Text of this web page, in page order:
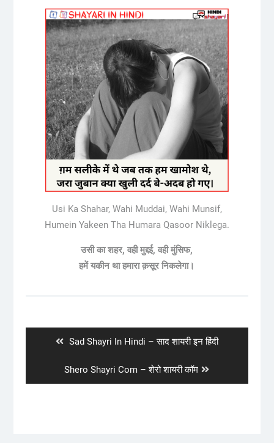
Usi Ka Shahar, Wahi Muddai, Wahi Munsif,
Humein Yakeen Tha Humara Qasoor Niklega.
उसी का शहर, वही मुद्दई, वही मुंसिफ,
हमें यकीन था हमारा क़सूर निकलेगा।
Previous
Sad Shayri In Hindi – साद शायरी इन हिंदी
Next
post:
Shero Shayri Com – शेरो शायरी कॉम